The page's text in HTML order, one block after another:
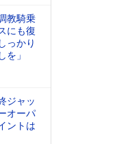
教騎乗
にも復
っかり
を」
ジャッ
オーパ
ントは